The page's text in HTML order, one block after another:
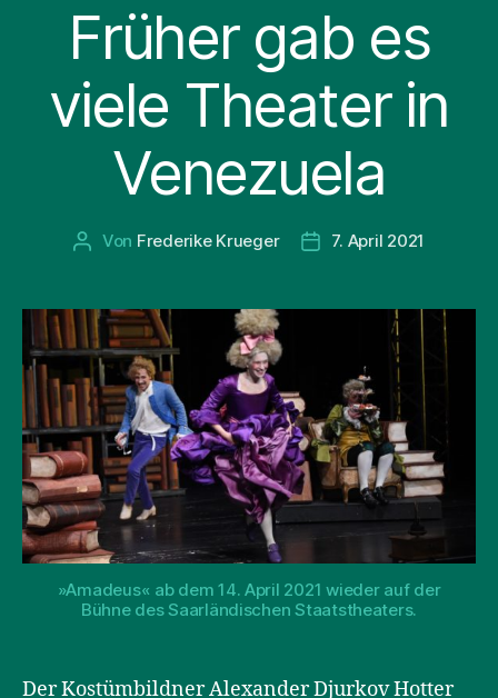
Früher gab es
viele Theater in
Venezuela
Beitragsautor
Von Frederike Krueger Beitragsdatum
7. April 2021
»Amadeus« ab dem 14. April 2021 wieder auf der
Bühne des Saarländischen Staatstheaters.
Der Kostümbildner Alexander Djurkov Hotter